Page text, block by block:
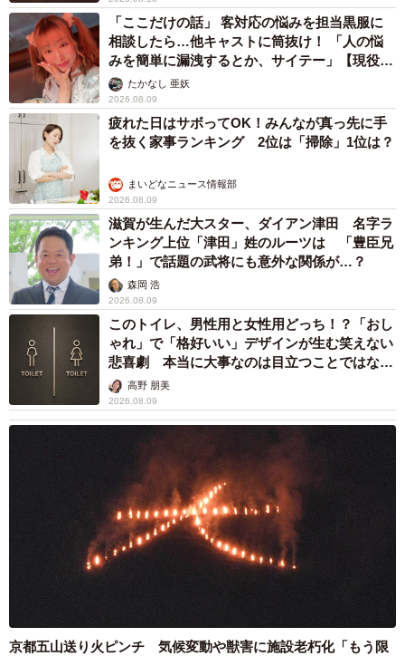
「ここだけの話」 客対応の悩みを担当黒服に
相談したら…他キャストに筒抜け！ 「人の悩
みを簡単に漏洩するとか、サイテー」【現役キ
ャストに取材】
たかなし 亜妖
2026.08.09
疲れた日はサボってOK！みんなが真っ先に手
を抜く家事ランキング 2位は「掃除」1位は？
まいどなニュース情報部
2026.08.09
滋賀が生んだ大スター、ダイアン津田 名字ラ
ンキング上位「津田」姓のルーツは 「豊臣兄
弟！」で話題の武将にも意外な関係が…？
森岡 浩
2026.08.09
このトイレ、男性用と女性用どっち！？「おし
ゃれ」で「格好いい」デザインが生む笑えない
悲喜劇 本当に大事なのは目立つことではな
く…高野 朋美
2026.08.09
京都五山送り火ピンチ 気候変動や獣害に施設老朽化「もう限